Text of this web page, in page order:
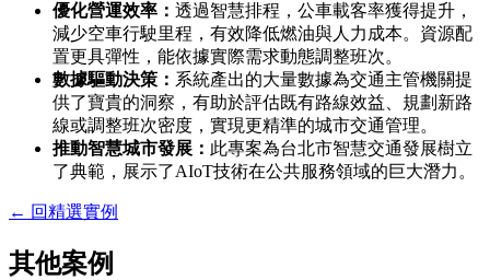
優化營運效率： 透過智慧排程，公車載客率獲得提升，
減少空車行駛里程，有效降低燃油與人力成本。資源配
置更具彈性，能依據實際需求動態調整班次。
數據驅動決策： 系統產出的大量數據為交通主管機關提
供了寶貴的洞察，有助於評估既有路線效益、規劃新路
線或調整班次密度，實現更精準的城市交通管理。
推動智慧城市發展： 此專案為台北市智慧交通發展樹立
了典範，展示了AIoT技術在公共服務領域的巨大潛力。
← 回精選實例
其他案例